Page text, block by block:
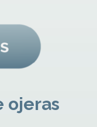
ojeras